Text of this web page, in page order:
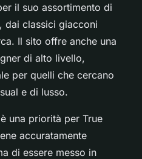
il suo assortimento di
dai classici giacconi
Il sito offre anche una
di alto livello,
per quelli che cercano
e di lusso.
una priorità per True
accuratamente
di essere messo in